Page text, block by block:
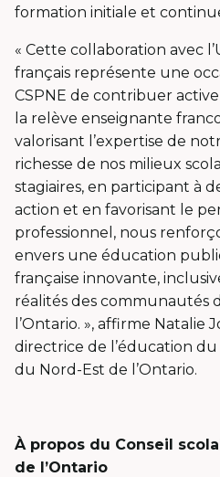
formation initiale et
« Cette collaboration avec
français représente une
CSPNE de contribuer
la relève enseignante
valorisant l’expertise de
richesse de nos milieux
stagiaires, en participant à
action et en favorisant le
professionnel, nous
envers une éducation
française innovante,
réalités des communautés
l’Ontario. », affirme Natalie
directrice de l’éducation
du Nord-Est de l’Ontario.
À propos du Conseil
de l’Ontario